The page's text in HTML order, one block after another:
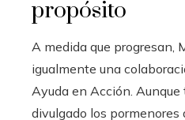
propósito
A medida que progresan,
igualmente una
Ayuda en Acción.
divulgado los pormenores